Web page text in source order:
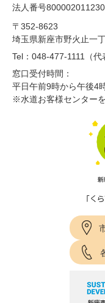
法人番号
〒352-8623
埼玉県新座市野火止一
Tel：048-477-1111（代
窓口受付時間：
平日午前9時から午後4
※水道お客様センター